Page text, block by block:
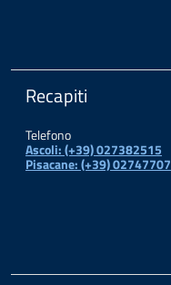
Recapiti
Telefono
Ascoli: (+39) 027382515
Pisacane: (+39) 02747707